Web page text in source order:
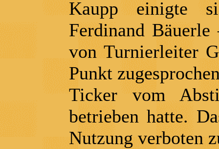
Kaupp einigte
Ferdinand
von Turnierleiter
Punkt
Ticker vom
betrieben hatte.
Nutzung verboten